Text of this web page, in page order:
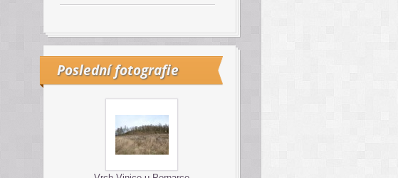
Poslední fotografie